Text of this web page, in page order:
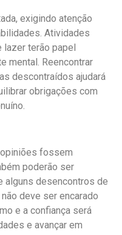
exigindo atenção
Atividades
terão papel
mental. Reencontrar
descontraídos ajudará
obrigações com
fossem
poderão ser
alguns desencontros de
deve ser encarado
e a confiança será
e avançar em